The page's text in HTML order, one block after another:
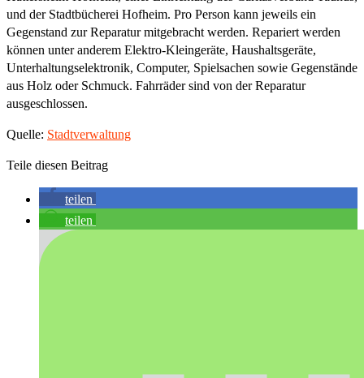
und der Stadtbücherei Hofheim. Pro Person kann jeweils ein
Gegenstand zur Reparatur mitgebracht werden. Repariert werden
können unter anderem Elektro-Kleingeräte, Haushaltsgeräte,
Unterhaltungselektronik, Computer, Spielsachen sowie Gegenstände
aus Holz oder Schmuck. Fahrräder sind von der Reparatur
ausgeschlossen.
Quelle: Stadtverwaltung
Teile diesen Beitrag
teilen
teilen